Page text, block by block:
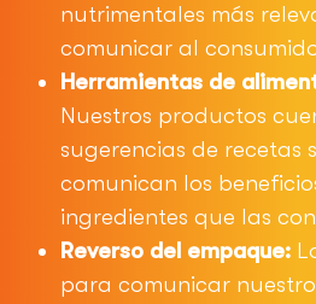
nutrimentales más
comunicar al
Herramientas de
Nuestros productos
sugerencias de recetas
comunican los
ingredientes que las
Reverso del empaque:
para comunicar